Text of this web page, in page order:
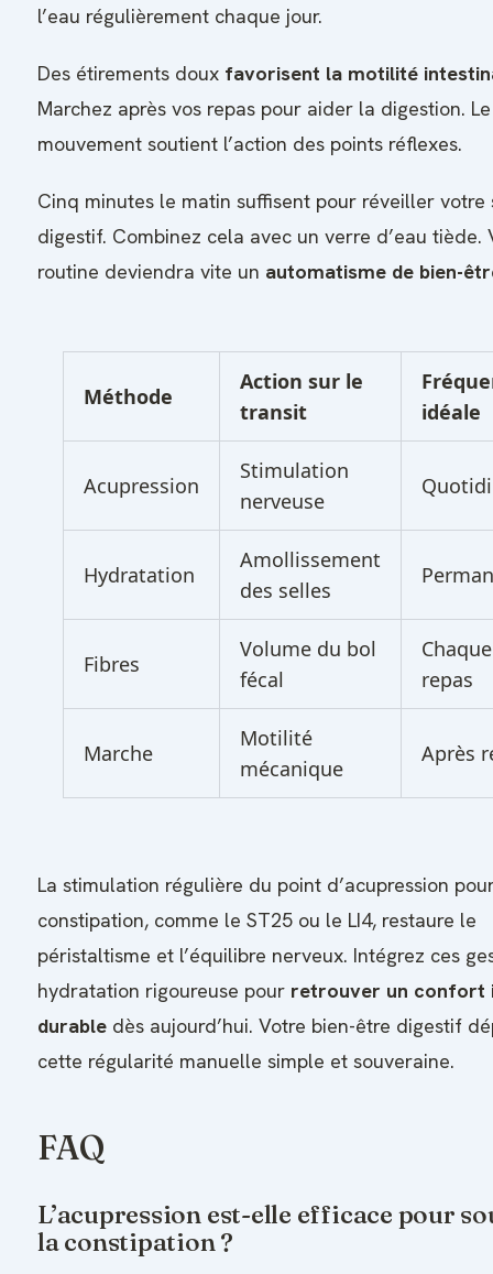
l’eau régulièrement chaque jour.
Des étirements doux favorisent la motilité
Marchez après vos repas pour aider la digestion. Le
mouvement soutient l’action des points réflexes.
Cinq minutes le matin suffisent pour réveiller votre
digestif. Combinez cela avec un verre d’eau tiède.
routine deviendra vite un automatisme de bien-
Méthode
Action sur le
transit
idéale
Acupression
Stimulation
nerveuse
Hydratation
Amollissement
des selles
Fibres
Volume du bol
fécal
Chaque
repas
Marche
Motilité
mécanique
Après
La stimulation régulière du point d’acupression
constipation, comme le ST25 ou le LI4, restaure le
péristaltisme et l’équilibre nerveux. Intégrez ces
hydratation rigoureuse pour retrouver un confort
durable dès aujourd’hui. Votre bien-être digestif
cette régularité manuelle simple et souveraine.
FAQ
L’acupression est-elle efficace pour
la constipation ?